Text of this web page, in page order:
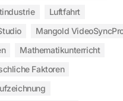
Luftfahrt
Mangold
Mathematikunterricht
Faktoren